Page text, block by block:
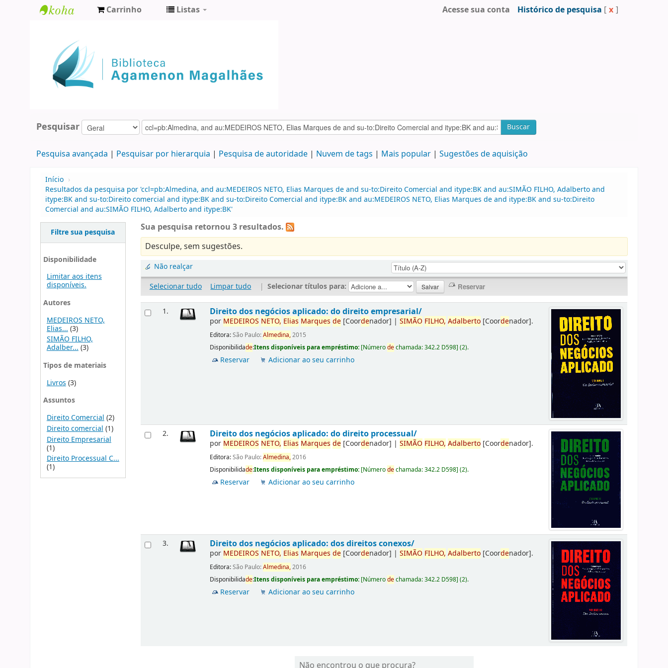
Agamenon
Magalhães
Carrinho Listas Acesse sua conta Histórico de pesquisa [ x ]
Pesquisar Buscar
Pesquisa avançada Pesquisar por hierarquia Pesquisa de autoridade Nuvem de tags Mais popular Sugestões de aquisição
Início ›
Resultados da pesquisa por 'ccl=pb:Almedina, and au:MEDEIROS NETO, Elias Marques de and su-to:Direito Comercial and itype:BK and au:SIMÃO FILHO, Adalberto and
itype:BK and su-to:Direito comercial and itype:BK and su-to:Direito Comercial and itype:BK and au:MEDEIROS NETO, Elias Marques de and itype:BK and su-to:Direito
Comercial and au:SIMÃO FILHO, Adalberto and itype:BK'
Filtre sua pesquisa
Disponibilidade
Limitar aos itens
disponíveis.
Autores
MEDEIROS NETO,
Elias... (3)
SIMÃO FILHO,
Adalber...(3)
Tipos de materiais
Livros (3)
Assuntos
Direito Comercial (2)
Direito comercial (1)
Direito Empresarial
(1)
Direito Processual C...
(1)
Sua pesquisa retornou 3 resultados.
Desculpe, sem sugestões.
Não realçar
Selecionar tudo
Limpar tudo | Selecionar títulos para:
1. Direito dos negócios aplicado: do direito empresarial/
por MEDEIROS NETO, Elias Marques de [Coordenador] |SIMÃO FILHO, Adalberto [Coordenador].
Editora:São Paulo:Almedina,2015
Disponibilidade:Itens disponíveis para empréstimo: [Númerodechamada:342.2 D598](2).
Reservar Adicionar ao seu carrinho
2. Direito dos negócios aplicado: do direito processual/
por MEDEIROS NETO, Elias Marques de [Coordenador] |SIMÃO FILHO, Adalberto [Coordenador].
Editora:São Paulo:Almedina,2016
Disponibilidade:Itens disponíveis para empréstimo: [Númerodechamada:342.2 D598](2).
Reservar Adicionar ao seu carrinho
3. Direito dos negócios aplicado: dos direitos conexos/
por MEDEIROS NETO, Elias Marques de [Coordenador] |SIMÃO FILHO, Adalberto [Coordenador].
Editora:São Paulo:Almedina,2016
Disponibilidade:Itens disponíveis para empréstimo: [Númerodechamada:342.2 D598](2).
Reservar Adicionar ao seu carrinho